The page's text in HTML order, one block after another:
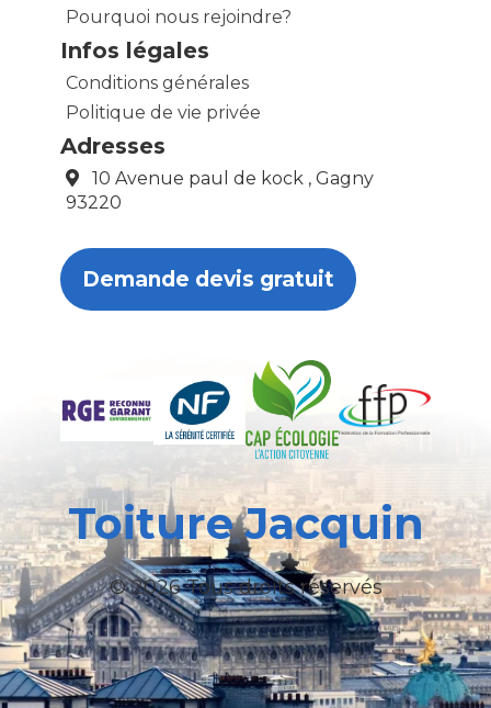
Pourquoi nous rejoindre?
Infos légales
Conditions générales
Politique de vie privée
Adresses
10 Avenue paul de kock , Gagny
93220
Demande devis gratuit
Toiture Jacquin
© 2026 Tous droits réservés